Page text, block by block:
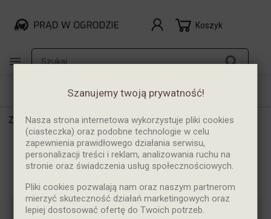
Szanujemy twoją prywatność!
Nasza strona internetowa wykorzystuje pliki cookies
(ciasteczka) oraz podobne technologie w celu
zapewnienia prawidłowego działania serwisu,
personalizacji treści i reklam, analizowania ruchu na
stronie oraz świadczenia usług społecznościowych.
Pliki cookies pozwalają nam oraz naszym partnerom
mierzyć skuteczność działań marketingowych oraz
lepiej dostosować ofertę do Twoich potrzeb.
Koszyk

Zasilanie 